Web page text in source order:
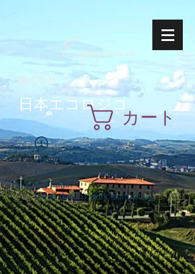
Ecoyapann
株式会社
日本エコロジコカート
Widget Didn’t Load
Check your internet and refresh
this page.
If that doesn’t work, contact us.